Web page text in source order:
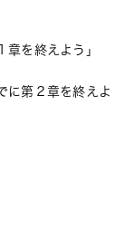
章を終えよう」
に第２章を終えよ